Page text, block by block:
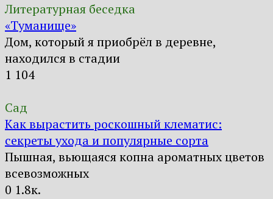
Литературная беседка
«Туманище»
Дом, который я приобрёл в деревне,
находился в стадии
1 104
Сад
Как вырастить роскошный клематис:
секреты ухода и популярные сорта
Пышная, вьющаяся копна ароматных цветов
всевозможных
0 1.8к.